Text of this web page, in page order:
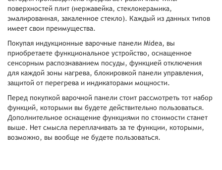
поверхностей плит (нержавейка, стеклокерамика,
эмалированная, закаленное стекло). Каждый из данных типов
имеет свои преимущества.
Покупая индукционные варочные панели Midea, вы
приобретаете функциональное устройство, оснащенное
сенсорным распознаванием посуды, функцией отключения
для каждой зоны нагрева, блокировкой панели управления,
защитой от перегрева и индикаторами мощности.
Перед покупкой варочной панели стоит рассмотреть тот набор
функций, которыми вы будете действительно пользоваться.
Дополнительное оснащение функциями по стоимости станет
выше. Нет смысла переплачивать за те функции, которыми,
возможно, вы вообще не будете пользоваться.